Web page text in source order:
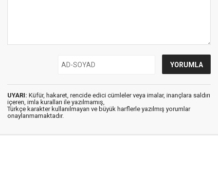
UYARI: Küfür, hakaret, rencide edici cümleler veya imalar, inançlara saldırı
içeren, imla kuralları ile yazılmamış,
Türkçe karakter kullanılmayan ve büyük harflerle yazılmış yorumlar
onaylanmamaktadır.